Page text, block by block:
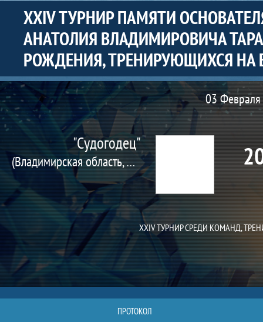
ХХIV ТУРНИР ПАМЯТИ
АНАТОЛИЯ ВЛАДИМИРОВИЧА
РОЖДЕНИЯ, ТРЕНИРУЮЩИХСЯ НА
Матч
03
"Судогодец"
(Владимирская область, Судогда г.)
ХХIV ТУРНИР СРЕДИ КОМАНД,
ПРОТОКОЛ